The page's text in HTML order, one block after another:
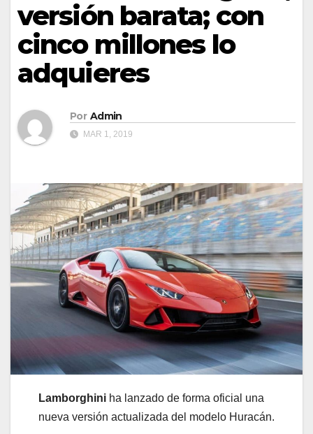
versión barata; con
cinco millones lo
adquieres
Por Admin
MAR 1, 2019
Lamborghini ha lanzado de forma oficial una
nueva versión actualizada del modelo Huracán.